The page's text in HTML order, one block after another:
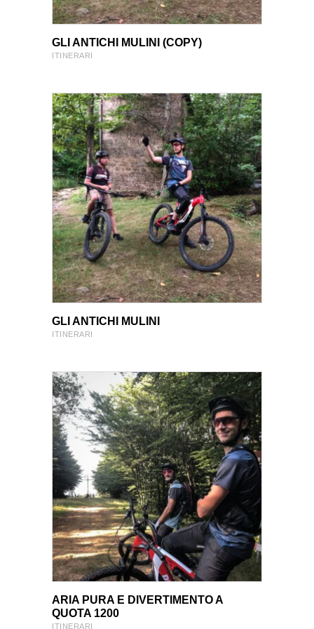
VIEW PRODUCT
VIEW PRODUCT
GLI ANTICHI MULINI (COPY)
ITINERARI
VIEW PRODUCT
VIEW PRODUCT
GLI ANTICHI MULINI
ITINERARI
VIEW PRODUCT
VIEW PRODUCT
ARIA PURA E DIVERTIMENTO A
QUOTA 1200
ITINERARI